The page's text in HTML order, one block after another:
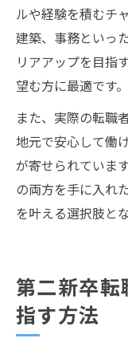
ルや経験を積むチ
建築、事務といっ
リアアップを目指
望む方に最適です。
また、実際の転職
地元で安心して働
が寄せられていま
の両方を手に入れ
を叶える選択肢と
第二新卒転
指す方法